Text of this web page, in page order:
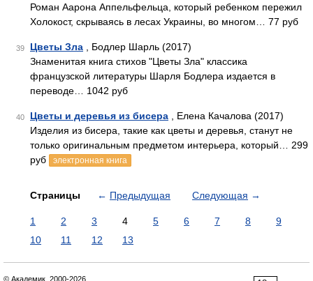
Роман Аарона Аппельфельца, который ребенком пережил
Холокост, скрываясь в лесах Украины, во многом… 77 руб
39 Цветы Зла , Бодлер Шарль (2017)
Знаменитая книга стихов "Цветы Зла" классика
французской литературы Шарля Бодлера издается в
переводе… 1042 руб
40 Цветы и деревья из бисера , Елена Качалова (2017)
Изделия из бисера, такие как цветы и деревья, станут не
только оригинальным предметом интерьера, который… 299
руб
электронная книга
Страницы ← Предыдущая Следующая →
1 2 3 4 5 6 7 8
9
10
11 12 13
© Академик, 2000-2026